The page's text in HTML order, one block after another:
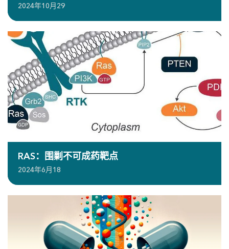
2024年10月29
RAS：围剿不可成药靶点
2024年6月18